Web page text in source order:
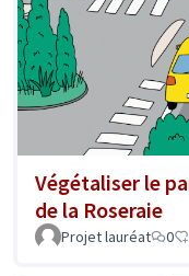
Végétaliser le
de la Roseraie
Projet lauréat 0